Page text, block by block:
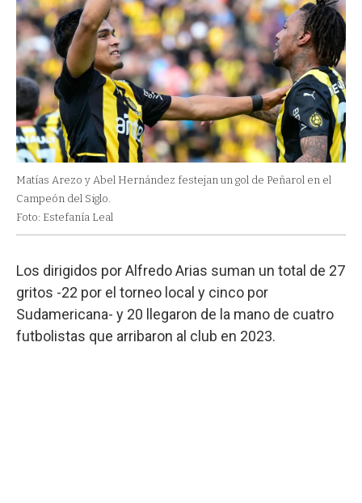
Matías Arezo y Abel Hernández festejan un gol de Peñarol en el
Campeón del Siglo.
Foto: Estefanía Leal
Los dirigidos por Alfredo Arias suman un total de 27
gritos -22 por el torneo local y cinco por
Sudamericana- y 20 llegaron de la mano de cuatro
futbolistas que arribaron al club en 2023.